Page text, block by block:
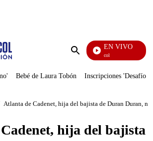
Enviar
EN VIVO
Noticias Caracol
Bebé de Laura Tobón Inscripciones 'Desafío'
Atlanta de Cadenet, hija del bajista de Duran Duran,
hija del bajista